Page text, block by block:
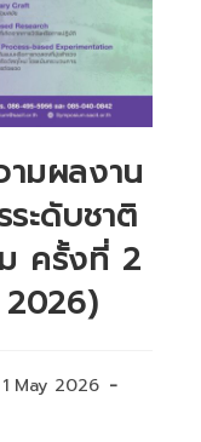
มผลงาน
ระดับชาติ
ครั้งที่ 2
2026)
1 May 2026